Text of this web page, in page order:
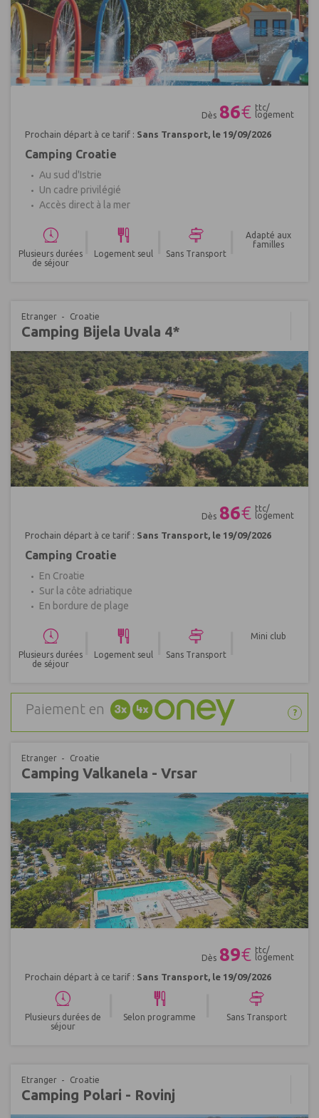
Dès 86€ ttc/
logement
Prochain départ à ce tarif : Sans Transport, le 19/09/2026
Camping Croatie
Au sud d'Istrie
Un cadre privilégié
Accès direct à la mer
Plusieurs durées
de séjour
Logement seul Sans Transport
Adapté aux
familles
Etranger Croatie
Camping Bijela Uvala 4*
Dès 86€ ttc/
logement
Prochain départ à ce tarif : Sans Transport, le 19/09/2026
Camping Croatie
En Croatie
Sur la côte adriatique
En bordure de plage
Plusieurs durées
de séjour
Logement seul Sans Transport
Mini club
Paiement en ?
Etranger Croatie
Camping Valkanela - Vrsar
Dès 89€ ttc/
logement
Prochain départ à ce tarif : Sans Transport, le 19/09/2026
Plusieurs durées de
séjour
Selon programme Sans Transport
Etranger Croatie
Camping Polari - Rovinj